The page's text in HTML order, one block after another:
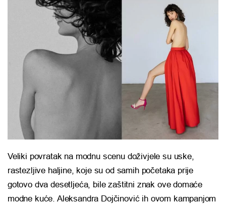
Veliki povratak na modnu scenu doživjele su uske,
rastezljive haljine, koje su od samih početaka prije
gotovo dva desetljeća, bile zaštitni znak ove domaće
modne kuće. Aleksandra Dojčinović ih ovom kampanjom